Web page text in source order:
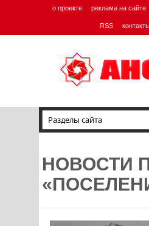
о проекте реклама на сайте
RSS
НОВОСТИ